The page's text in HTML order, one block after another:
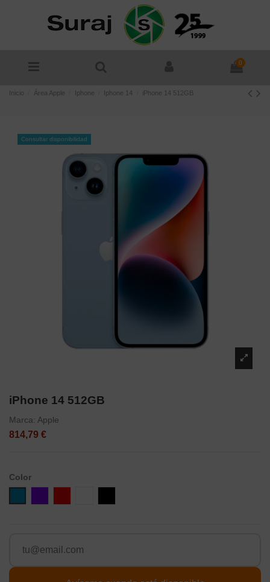
0
Inicio Área Apple Iphone Iphone 14 iPhone 14 512GB
Consultar disponibilidad
iPhone 14 512GB
Marca: Apple
814,79 €
Color